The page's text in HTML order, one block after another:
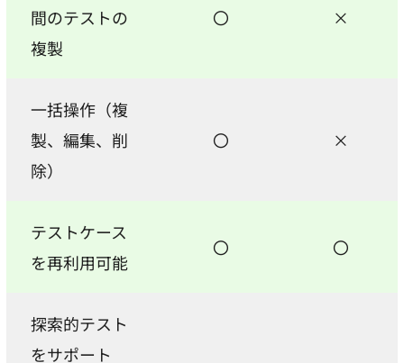
間のテストの
複製
〇 ×
一括操作（複
製、編集、削
除）
〇 ×
テストケース
を再利用可能
〇 〇
探索的テスト
をサポート